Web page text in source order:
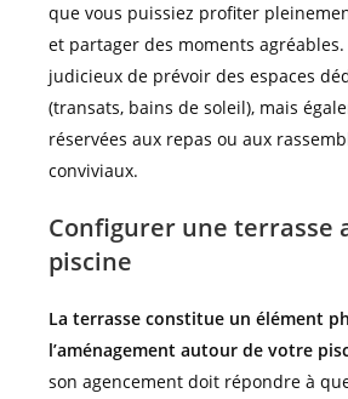
que vous puissiez profiter
et partager des moments
judicieux de prévoir des espaces
(transats, bains de soleil), mais
réservées aux repas ou aux
conviviaux.
Configurer une terrasse
piscine
La terrasse constitue un élément
l’aménagement autour de votre
son agencement doit répondre à